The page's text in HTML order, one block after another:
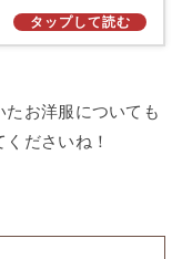
お洋服についても
ださいね！